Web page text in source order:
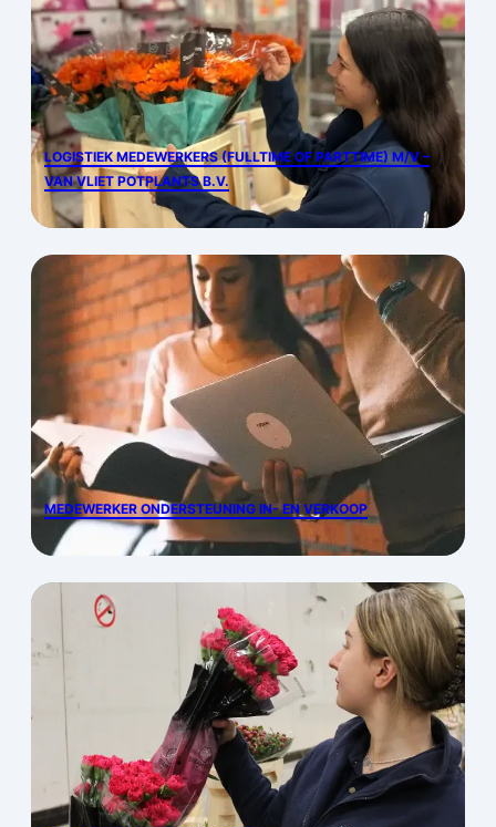
LOGISTIEK MEDEWERKERS (FULLTIME OF PARTTIME) M/V –
VAN VLIET POTPLANTS B.V.
MEDEWERKER ONDERSTEUNING IN- EN VERKOOP